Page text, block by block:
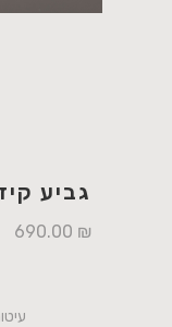
גביע
690.00 ₪